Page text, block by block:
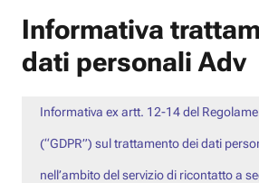
Informativa
dati personali Adv
Informativa ex artt. 12-14 del
(“GDPR”) sul trattamento dei dati
nell’ambito del servizio di ricontatto a